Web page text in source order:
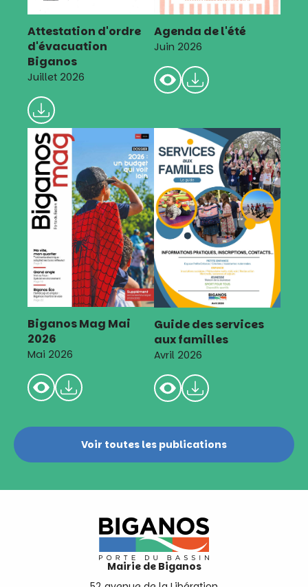
Attestation d'ordre
d'évacuation
Biganos
Juillet 2026
Agenda de l'été
Juin 2026
Biganos Mag Mai
2026
Mai 2026
Guide des services
aux familles
Avril 2026
Voir toutes les publications
Mairie de Biganos